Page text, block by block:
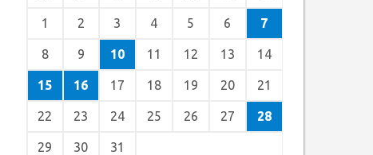
1 2 3 4 5 6 7
8 9 10 11 12 13 14
15 16 17 18 19 20 21
22 23 24 25 26 27 28
29 30
31